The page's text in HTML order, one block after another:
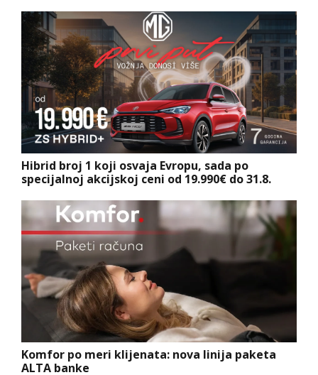
Hibrid broj 1 koji osvaja Evropu, sada po
specijalnoj akcijskoj ceni od 19.990€ do 31.8.
Komfor po meri klijenata: nova linija paketa
ALTA banke